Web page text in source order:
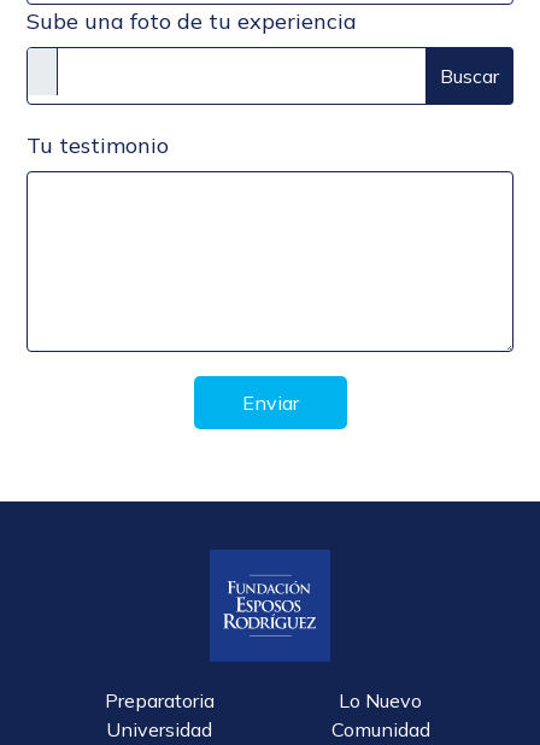
Sube una foto de tu experiencia
Buscar
Tu testimonio
Enviar
Preparatoria
Universidad
Lo Nuevo
Comunidad